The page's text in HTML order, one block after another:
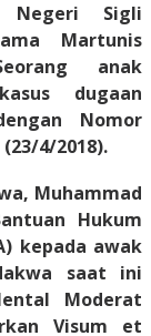
Sigli
Martunis
anak
dugaan
Nomor
(23/4/2018).
Muhammad
Hukum
kepada awak
saat ini
Moderat
Visum et